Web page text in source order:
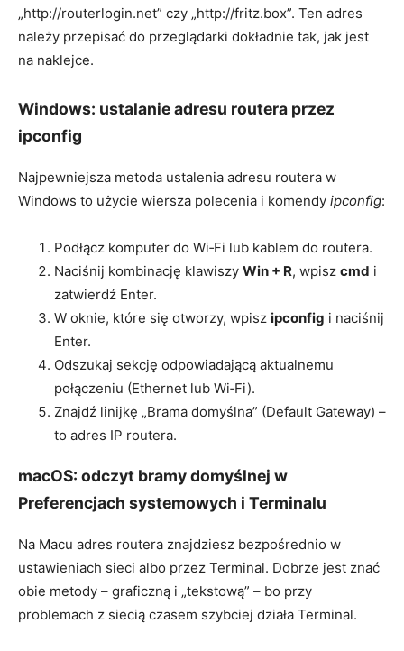
„http://routerlogin.net” czy „http://fritz.box”. Ten adres
należy przepisać do przeglądarki dokładnie tak, jak jest
na naklejce.
Windows: ustalanie adresu routera przez
ipconfig
Najpewniejsza metoda ustalenia adresu routera w
Windows to użycie wiersza polecenia i komendy ipconfig:
Podłącz komputer do Wi‑Fi lub kablem do routera.
Naciśnij kombinację klawiszy Win + R, wpisz cmd i
zatwierdź Enter.
W oknie, które się otworzy, wpisz ipconfig i naciśnij
Enter.
Odszukaj sekcję odpowiadającą aktualnemu
połączeniu (Ethernet lub Wi‑Fi).
Znajdź linijkę „Brama domyślna” (Default Gateway) –
to adres IP routera.
macOS: odczyt bramy domyślnej w
Preferencjach systemowych i Terminalu
Na Macu adres routera znajdziesz bezpośrednio w
ustawieniach sieci albo przez Terminal. Dobrze jest znać
obie metody – graficzną i „tekstową” – bo przy
problemach z siecią czasem szybciej działa Terminal.